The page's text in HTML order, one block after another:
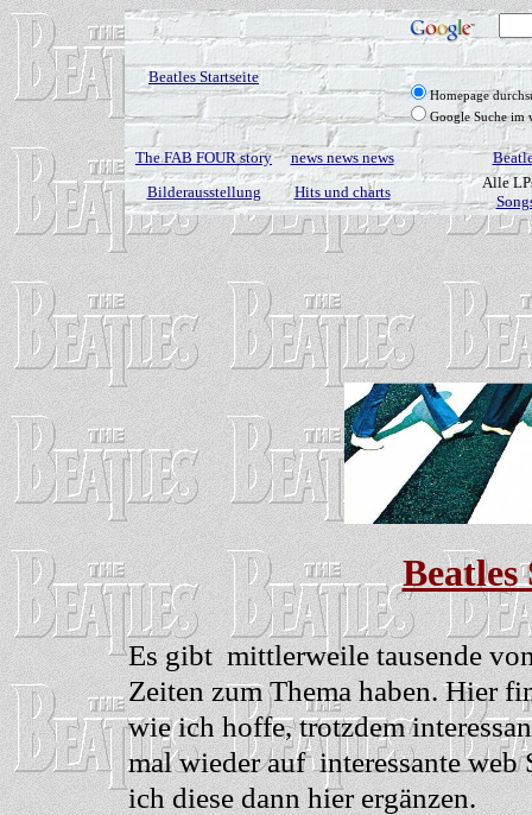
Beatles Startseite
Homepage
Google Suche im
The FAB FOUR story news news news
Bilderausstellung
Hits und charts
Alle
Beatles
Es gibt mittlerweile tausende
Zeiten zum Thema haben. Hier
wie ich hoffe, trotzdem
mal wieder auf interessante web
ich diese dann hier ergänzen.